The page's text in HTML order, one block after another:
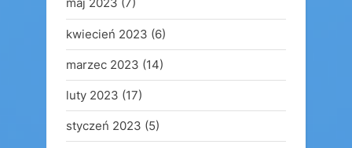
maj 2023 (7)
kwiecień 2023 (6)
marzec 2023 (14)
luty 2023 (17)
styczeń 2023 (5)